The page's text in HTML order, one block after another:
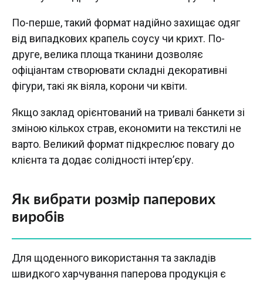
По-перше, такий формат надійно захищає одяг
від випадкових крапель соусу чи крихт. По-
друге, велика площа тканини дозволяє
офіціантам створювати складні декоративні
фігури, такі як віяла, корони чи квіти.
Якщо заклад орієнтований на тривалі банкети зі
зміною кількох страв, економити на текстилі не
варто. Великий формат підкреслює повагу до
клієнта та додає солідності інтер’єру.
Як вибрати розмір паперових
виробів
Для щоденного використання та закладів
швидкого харчування паперова продукція є